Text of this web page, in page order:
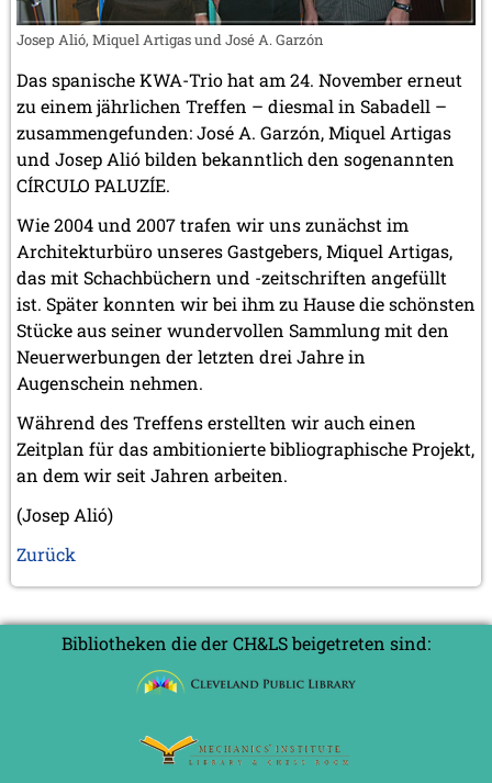
Josep Alió, Miquel Artigas und José A. Garzón
Das spanische KWA-Trio hat am 24. November erneut
zu einem jährlichen Treffen – diesmal in Sabadell –
zusammengefunden: José A. Garzón, Miquel Artigas
und Josep Alió bilden bekanntlich den sogenannten
CÍRCULO PALUZÍE.
Wie 2004 und 2007 trafen wir uns zunächst im
Architekturbüro unseres Gastgebers, Miquel Artigas,
das mit Schachbüchern und -zeitschriften angefüllt
ist. Später konnten wir bei ihm zu Hause die schönsten
Stücke aus seiner wundervollen Sammlung mit den
Neuerwerbungen der letzten drei Jahre in
Augenschein nehmen.
Während des Treffens erstellten wir auch einen
Zeitplan für das ambitionierte bibliographische Projekt,
an dem wir seit Jahren arbeiten.
(Josep Alió)
Zurück
Bibliotheken die der CH&LS beigetreten sind: